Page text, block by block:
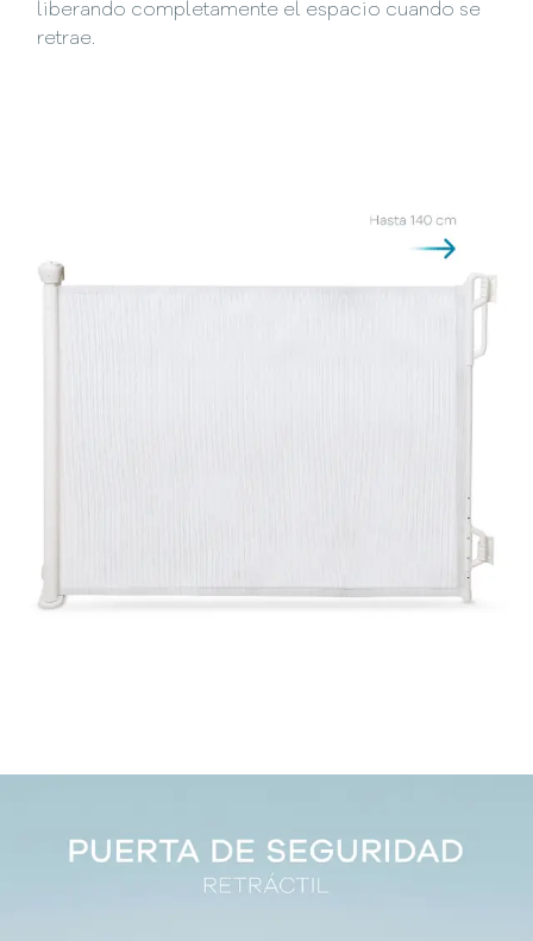
liberando completamente el espacio cuando se
retrae.